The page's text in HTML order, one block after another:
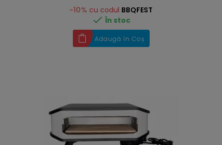
-10% cu codul BBQFEST
 În stoc
Adaugă în Coș